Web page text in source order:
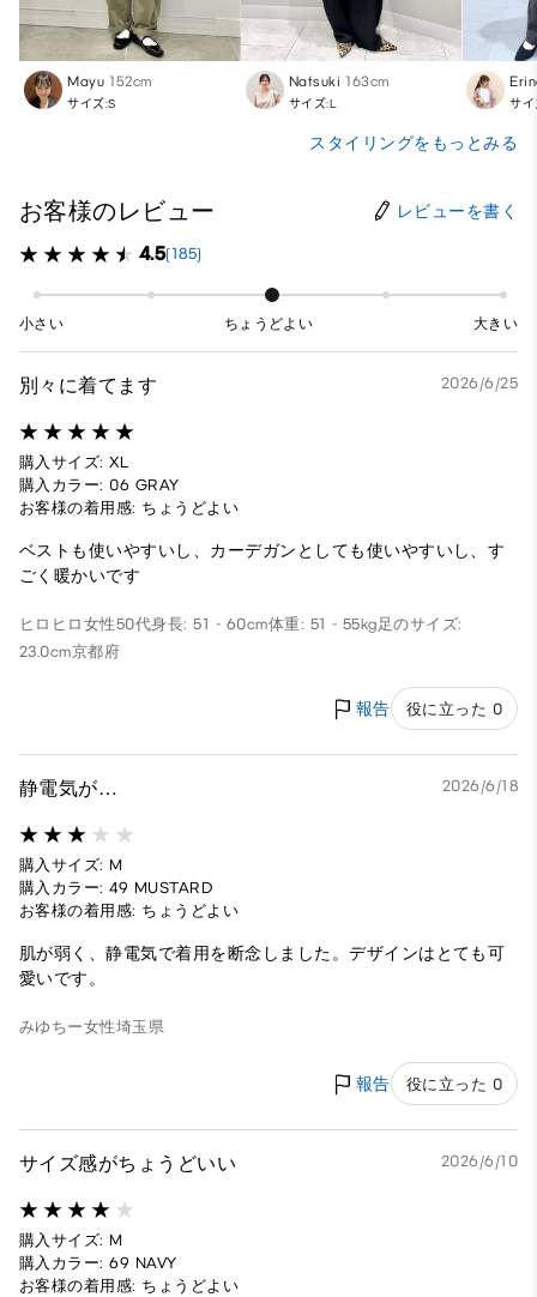
Mayu 152cm
サイズ:S
Natsuki 163cm
サイズ:L サ
スタイリングをもっとみる
お客様のレビュー レビューを書く
4.5(185)
小さい ちょうどよい 大きい
別々に着てます 2026/6/25
購入サイズ: XL
購入カラー: 06 GRAY
お客様の着用感: ちょうどよい
ベストも使いやすいし、カーデガンとしても使いやすいし、す
ごく暖かいです
ヒロヒロ 女性50代身長: 51 - 60cm体重: 51 - 55kg足のサイズ:
23.0cm京都府
報告 役に立った 0
静電気が… 2026/6/18
購入サイズ: M
購入カラー: 49 MUSTARD
お客様の着用感: ちょうどよい
肌が弱く、静電気で着用を断念しました。デザインはとても可
愛いです。
みゆちー女性埼玉県
報告 役に立った 0
サイズ感がちょうどいい 2026/6/10
購入サイズ: M
購入カラー: 69 NAVY
お客様の着用感: ちょうどよい